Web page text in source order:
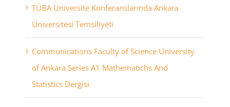
TÜBA Üniversite Konferanslarında Ankara
Üniversitesi Temsiliyeti
Communications Faculty of Science University
of Ankara Series A1 Mathematichs And
Statistics Dergisi